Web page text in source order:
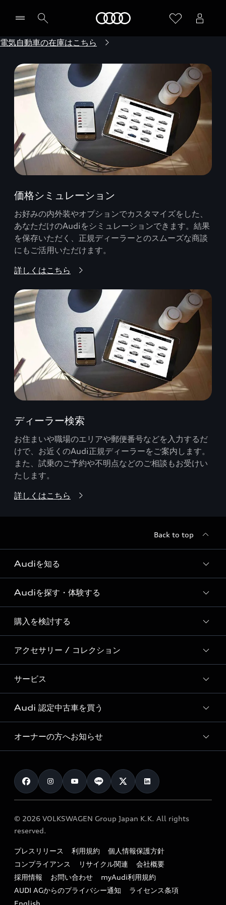
電気自動車の在庫はこちら
価格シミュレーション
お好みの内外装やオプションでカスタマイズをした、
あなただけのAudiをシミュレーションできます。結果
を保存いただく、正規ディーラーとのスムーズな商談
にもご活用いただけます。
詳しくはこちら
ディーラー検索
お住まいや職場のエリアや郵便番号などを入力するだ
けで、お近くのAudi正規ディーラーをご案内します。
また、試乗のご予約や不明点などのご相談もお受けい
たします。
詳しくはこちら
Back to top
Audiを知る
Audi ブランド
Story of Progress
Audi Sport
Formula 1®
デジタルサービス
Audiを探す・体験する
ディーラー検索
新車在庫検索
試乗車・展示車検索
見積もり依頼
試乗予約
購入を検討する
モデル一覧
特別仕様モデル / 限定モデル
e-tronラインアップ
価格シミュレーション
車両比較
カタログ一覧
アクセサリー / コレクション
純正アクセサリー
オンラインショップ
Audi collection
アウディナビアプリ
サービス
サービス入庫予約
サービスプログラム
メンテナンス
車検 / 定期点検
e-tronアフターサポート
myAudi
Audi 認定中古車を買う
Audi認定中古車
クオリティ
保証
メンテナンス
ファイナンス
キャンペーン / イベント
買取査定
オーナーの方へお知らせ
お知らせ
オーナー様向けキャンペーン
特定整備適用車一覧
リサイクル法
よくある質問（FAQ）
© 2026 VOLKSWAGEN Group Japan K.K. All rights
reserved.
プレスリリース 利用規約
個人情報保護方針
コンプライアンス
リサイクル関連
会社概要
採用情報
お問い合わせ
myAudi利用規約
AUDI AGからのプライバシー通知
ライセンス条項
English